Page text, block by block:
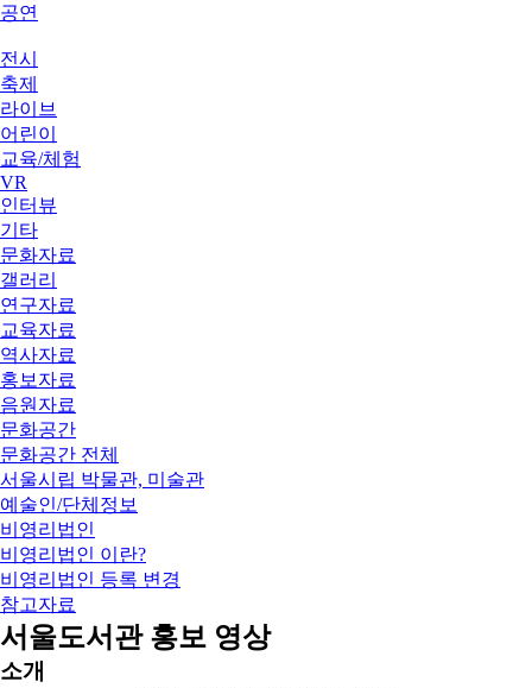
공연
전시
축제
라이브
어린이
교육/체험
VR
인터뷰
기타
문화자료
갤러리
연구자료
교육자료
역사자료
홍보자료
음원자료
문화공간
문화공간 전체
서울시립 박물관, 미술관
예술인/단체정보
비영리법인
비영리법인 이란?
비영리법인 등록 변경
참고자료
서울도서관 홍보 영상
소개